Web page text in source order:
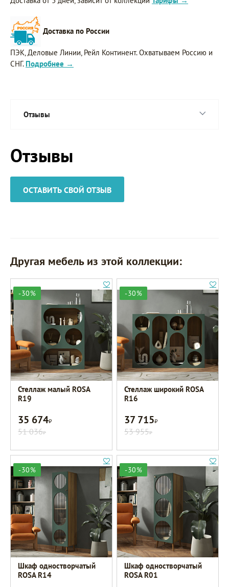
Доставка по России
ПЭК, Деловые Линии, Рейл Континент. Охватываем Россию и
СНГ. Подробнее →
Отзывы
Отзывы
ОСТАВИТЬ СВОЙ ОТЗЫВ
Другая мебель из этой коллекции:
-30%
Стеллаж малый ROSA
R19
35 674Р
51 036Р
-30%
Стеллаж широкий ROSA
R16
37 715Р
53 955Р
-30%
Шкаф одностворчатый
ROSA R14
-30%
Шкаф одностворчатый
ROSA R01